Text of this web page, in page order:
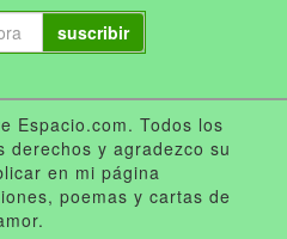
suscribir
Espacio.com. Todos los
derechos y agradezco su
en mi página
poemas y cartas de